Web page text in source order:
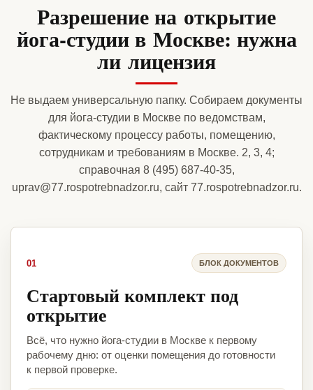
Разрешение на открытие
йога-студии в Москве: нужна
ли лицензия
Не выдаем универсальную папку. Собираем документы
для йога-студии в Москве по ведомствам,
фактическому процессу работы, помещению,
сотрудникам и требованиям в Москве. 2, 3, 4;
справочная 8 (495) 687-40-35,
uprav@77.rospotrebnadzor.ru, сайт 77.rospotrebnadzor.ru.
01 БЛОК ДОКУМЕНТОВ
Стартовый комплект под
открытие
Всё, что нужно йога-студии в Москве к первому
рабочему дню: от оценки помещения до готовности
к первой проверке.